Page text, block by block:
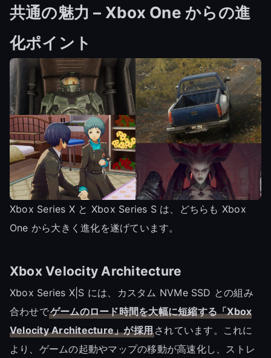
共通の魅力 – Xbox One からの進
化ポイント
Xbox Series X と Xbox Series S は、どちらも Xbox
One から大きく進化を遂げています。
Xbox Velocity Architecture
Xbox Series X|S には、カスタム NVMe SSD との組み
合わせでゲームのロード時間を大幅に短縮する「Xbox
Velocity Architecture」が採用されています。これに
より、ゲームの起動やマップの移動が高速化し、ストレ